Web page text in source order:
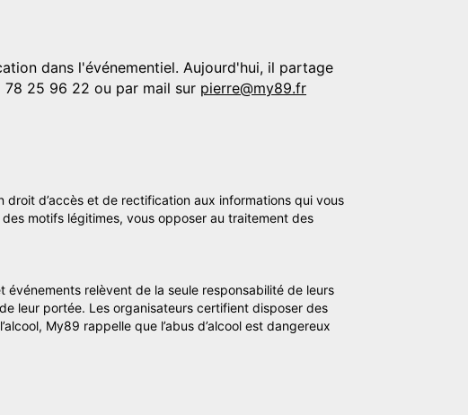
dans l'événementiel. Aujourd'hui, il partage
25 96 22 ou par mail sur pierre@my89.fr
d’accès et de rectification aux informations qui vous
motifs légitimes, vous opposer au traitement des
relèvent de la seule responsabilité de leurs
leur portée. Les organisateurs certifient disposer des
My89 rappelle que l’abus d’alcool est dangereux